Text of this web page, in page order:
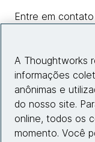
Entre em contato
Insights
Informações do
A Thoughtworks
informações
anônimas e
do nosso site.
online, todos os
momento. Você